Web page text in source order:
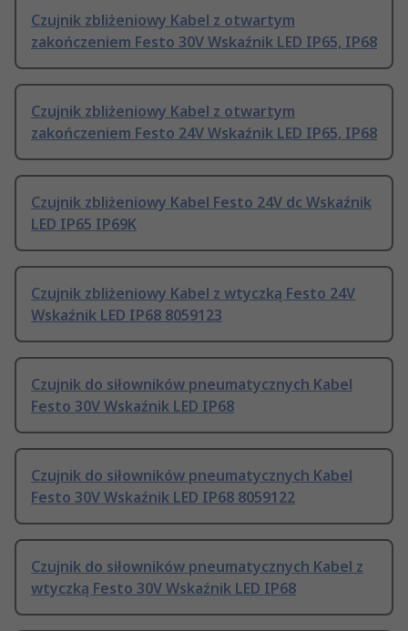
Czujnik zbliżeniowy Kabel z otwartym
zakończeniem Festo 30V Wskaźnik LED IP65, IP68
Czujnik zbliżeniowy Kabel z otwartym
zakończeniem Festo 24V Wskaźnik LED IP65, IP68
Czujnik zbliżeniowy Kabel Festo 24V dc Wskaźnik
LED IP65 IP69K
Czujnik zbliżeniowy Kabel z wtyczką Festo 24V
Wskaźnik LED IP68 8059123
Czujnik do siłowników pneumatycznych Kabel
Festo 30V Wskaźnik LED IP68
Czujnik do siłowników pneumatycznych Kabel
Festo 30V Wskaźnik LED IP68 8059122
Czujnik do siłowników pneumatycznych Kabel z
wtyczką Festo 30V Wskaźnik LED IP68